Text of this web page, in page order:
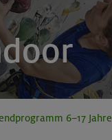
6–17 Jahre